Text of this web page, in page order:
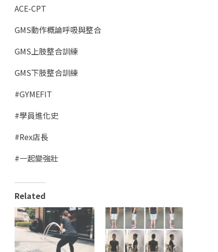
ACE-CPT
GMS動作概論呼吸與整合
GMS上肢整合訓練
GMS下肢整合訓練
#GYMEFIT
#學員進化史
#Rex店長
#一起變強壯
Related